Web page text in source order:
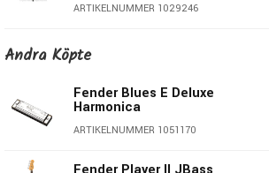
ARTIKELNUMMER 1029246
Fender Player II JBass
Rw Birch Green
ARTIKELNUMMER 1085977
Fender Reclecting
Pool Delay / Reverb
ARTIKELNUMMER 1062539
Andra Köpte
Fender Blues E Deluxe
Harmonica
ARTIKELNUMMER 1051170